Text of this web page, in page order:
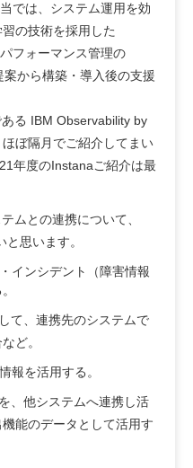
では、システム運用を効
の技術を採用した
フォーマンス管理の
案から構築・導入後の支援
る IBM Observability by
ぼ隔月でご紹介してまい
年度のInstanaご紹介は最
ムとの連携について、
思います。
インシデント（障害情報
て、連携先のシステムで
ど。
報を活用する。
、他システムへ連携し活
能のデータとして活用す